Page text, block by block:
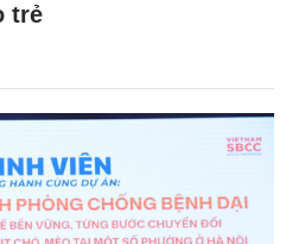
trẻ